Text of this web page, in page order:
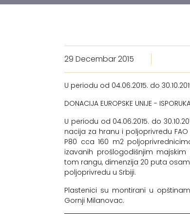
29 Decembar 2015
U periodu od 04.06.2015. do
DONACIJA EUROPSKE UNIJE -
U periodu od 04.06.2015. do
nacija za hranu i poljoprivredu
P80 cca 160 m2
izavanih prošlogodišnjim
tom rangu, dimenzija 20 puta
poljoprivredu u Srbiji.
Plastenici su montirani u
Gornji Milanovac.